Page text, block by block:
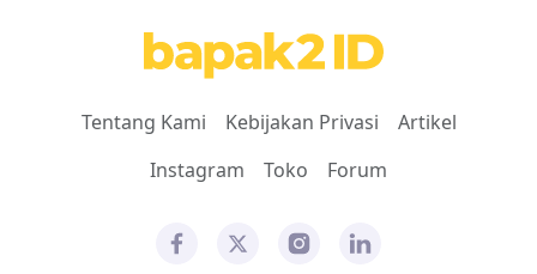
Tentang Kami Kebijakan Privasi
Artikel
Instagram
Toko Forum